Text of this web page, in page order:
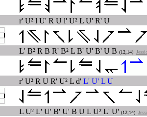
r' U² l U' R U l' U² L U' R' U
L' B² R B R' B² L B' U' B' U B (12,14)
r' U² R U R' U² L d' L' U' L U
L U² L' U' B' U' B U L U² L' U' (12,14)